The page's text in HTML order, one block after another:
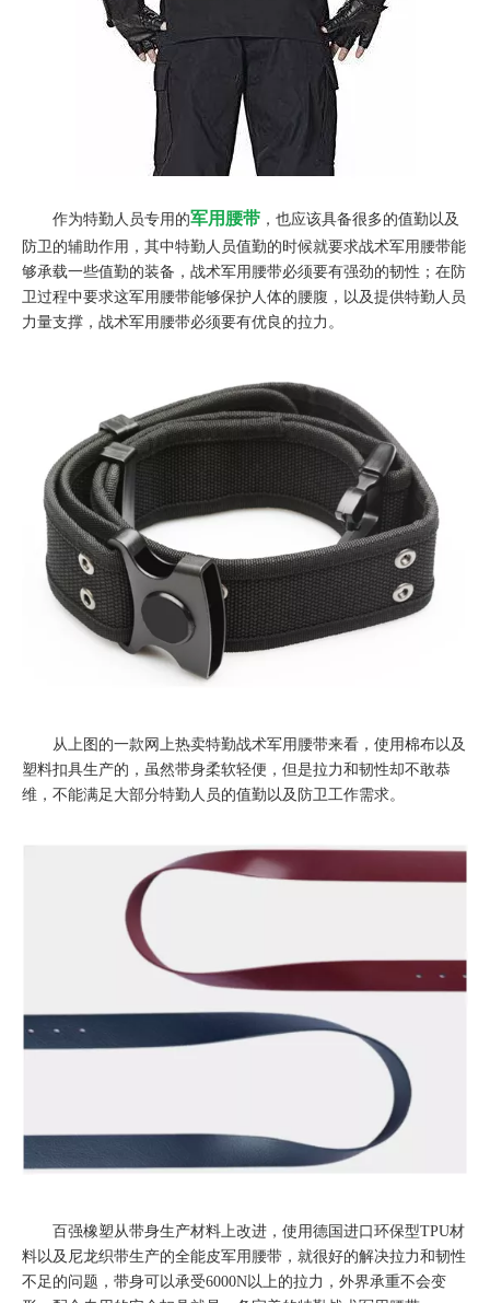
作为特勤人员专用的军用腰带 ，也应该具备很多的值勤以及
防卫的辅助作用，其中特勤人员值勤的时候就要求战术军用腰带能
够承载一些值勤的装备，战术军用腰带必须要有强劲的韧性；在防
卫过程中要求这军用腰带能够保护人体的腰腹，以及提供特勤人员
力量支撑，战术军用腰带必须要有优良的拉力。
从上图的一款网上热卖特勤战术军用腰带来看，使用棉布以及
塑料扣具生产的，虽然带身柔软轻便，但是拉力和韧性却不敢恭
维，不能满足大部分特勤人员的值勤以及防卫工作需求。
百强橡塑从带身生产材料上改进，使用德国进口环保型TPU材
料以及尼龙织带生产的全能皮军用腰带，就很好的解决拉力和韧性
不足的问题，带身可以承受6000N以上的拉力，外界承重不会变